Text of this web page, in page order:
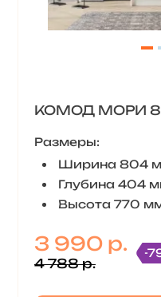
КОМОД МОРИ
Размеры:
Ширина 804
Глубина 404
Высота 770
3 990 р.
4 788 р.
-